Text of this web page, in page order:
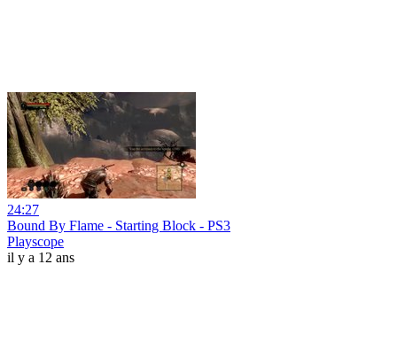
24:27
Bound By Flame - Starting Block - PS3
Playscope
il y a 12 ans